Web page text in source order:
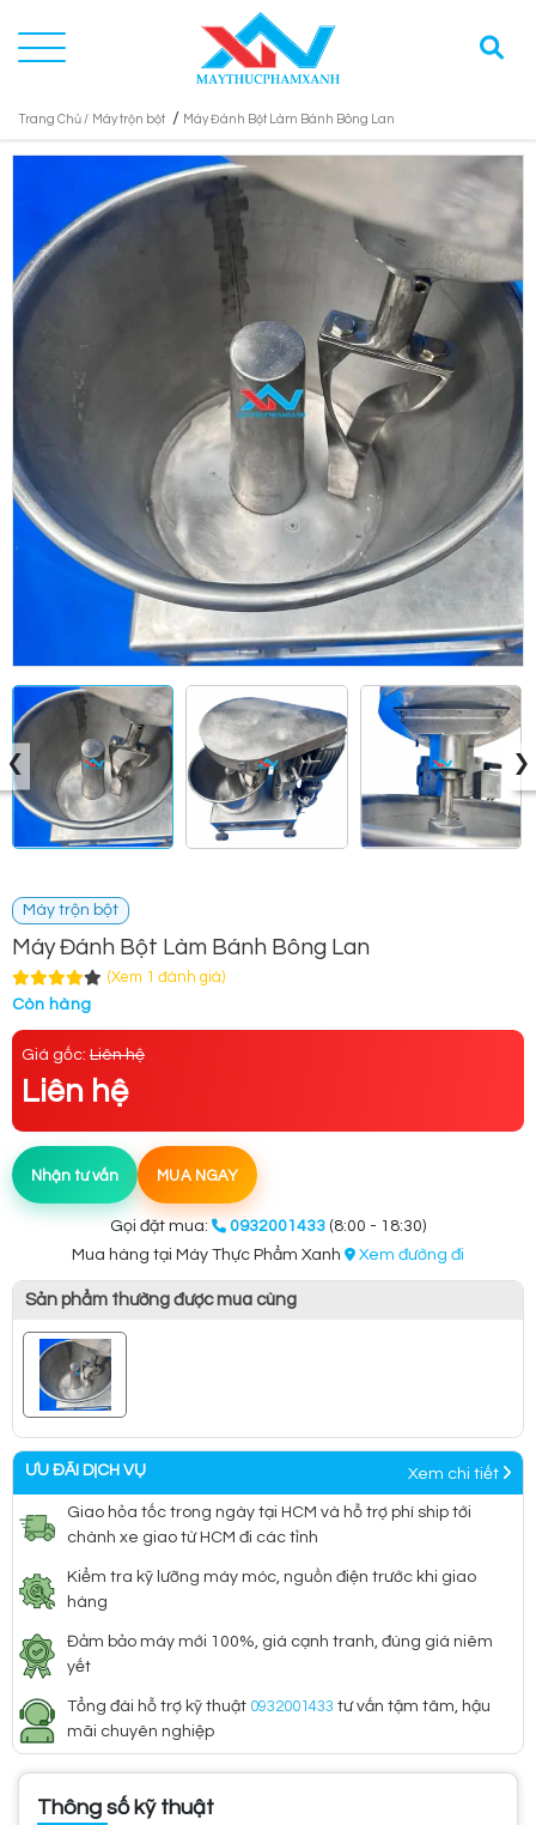
Trang Chủ / Máy trộn bột / Máy Đánh Bột Làm Bánh Bông Lan
‹ ›
Máy trộn bột
Máy Đánh Bột Làm Bánh Bông Lan
(Xem 1 đánh giá)
Còn hàng
Giá gốc: Liên hệ
Liên hệ
Nhận tư vấn MUA NGAY
Gọi đặt mua: 0932001433 (8:00 - 18:30)
Mua hàng tại Máy Thực Phẩm Xanh
Xem đường đi
Sản phẩm thường được mua cùng
ƯU ĐÃI DỊCH VỤ Xem chi tiết
Giao hỏa tốc trong ngày tại HCM và hỗ trợ phí ship tới
chành xe giao từ HCM đi các tỉnh
Kiểm tra kỹ lưỡng máy móc, nguồn điện trước khi giao
hàng
Đảm bảo máy mới 100%, giá cạnh tranh, đúng giá niêm
yết
Tổng đài hỗ trợ kỹ thuật 0932001433 tư vấn tậm tâm, hậu
mãi chuyên nghiệp
Thông số kỹ thuật